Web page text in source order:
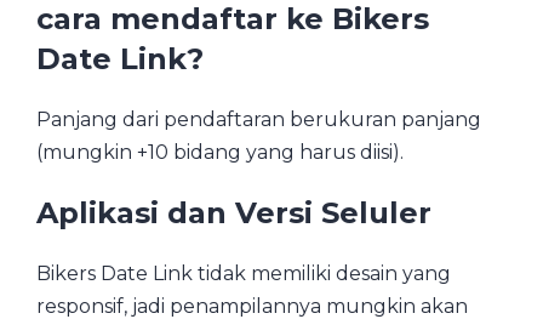
cara mendaftar ke Bikers
Date Link?
Panjang dari pendaftaran berukuran panjang
(mungkin +10 bidang yang harus diisi).
Aplikasi dan Versi Seluler
Bikers Date Link tidak memiliki desain yang
responsif, jadi penampilannya mungkin akan